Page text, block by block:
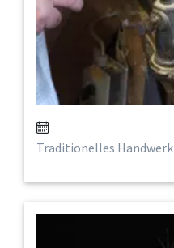
Traditionelles Handwerk